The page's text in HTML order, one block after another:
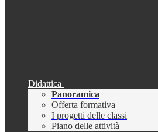
Didattica
Panoramica
Offerta formativa
I progetti delle classi
Piano delle attività